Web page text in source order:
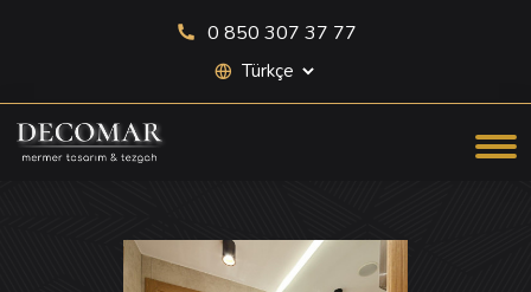
0 850 307 37 77
Site dili seçimi